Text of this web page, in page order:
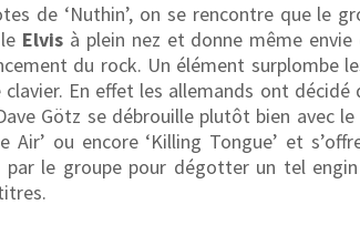
de ‘Nuthin’, on se rencontre que le
Elvis à plein nez et donne même
du rock. Un élément surplombe
En effet les allemands ont
Götz se débrouille plutôt bien avec
Air’ ou encore ‘Killing Tongue’ et
par le groupe pour dégotter un tel